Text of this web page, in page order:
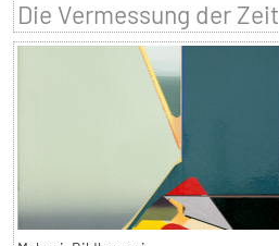
Die Vermessung der Zeit